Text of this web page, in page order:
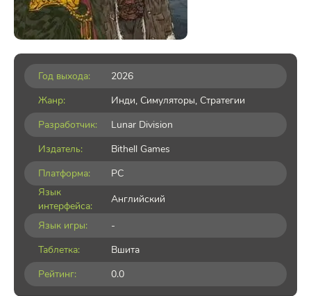
Год выхода:
2026
Жанр:
Инди, Симуляторы, Стратегии
Разработчик:
Lunar Division
Издатель:
Bithell Games
Платформа:
PC
Язык
интерфейса:
Английский
Язык игры:
-
Таблетка:
Вшита
Рейтинг:
0.0